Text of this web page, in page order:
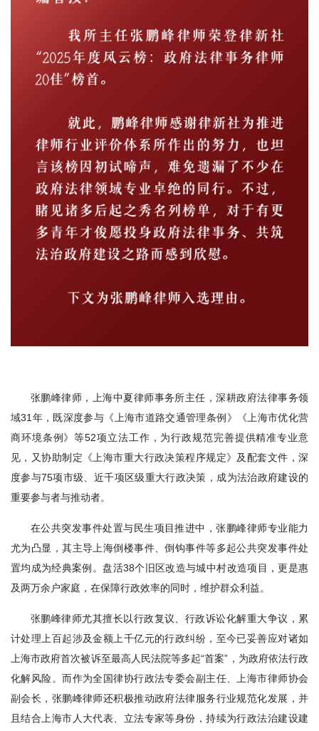
张鹏峰律师，上海中夏律师事务所主任，深耕政府法律事务领
域31年，既深度参与《上海市道路交通管理条例》《上海市优化营
商环境条例》等52项立法工作，为行政规范完善提供精准专业意
见，又协助制定《上海市重大行政决策程序规定》及配套文件，深
度参与75项市级、近千项区级重大行政决策，成为法治政府建设的
重要参与者与推动者。
在公共突发事件处置与民生项目推进中，张鹏峰律师专业能力
尤为凸显，其主导上海倒楼事件、倒钩事件等多起公共突发事件处
置均成为经典案例。盘活38个旧区改造与城中村改造项目，更是惠
及两万余户家庭，在保障行政效率的同时，维护群众利益。
张鹏峰律师尤其擅长以行政复议、行政诉讼化解重大争议，累
计处理上百起涉及金额上千亿元的行政纠纷，至今已妥善应对诸如
上海市政府首次被诉至最高人民法院等多起“首案”，为政府依法行政
化解风险。而作为全国律协行政法专委会副主任、上海市律师协会
副会长，张鹏峰律师还积极推动政府法律服务行业规范化发展，并
且结合上海市人大代表、立法专家等身份，持续为行政法治建设建